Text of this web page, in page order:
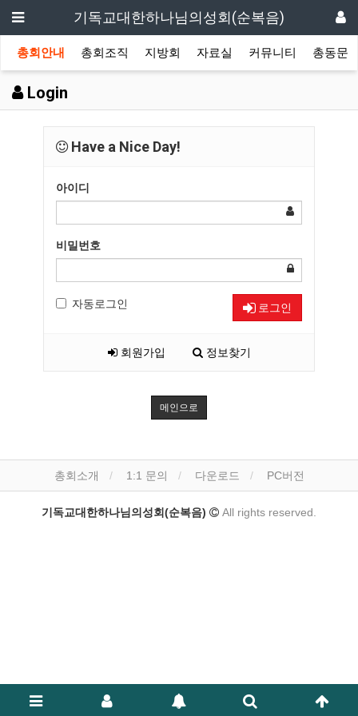
기독교대한하나님의성회(순복음)
총회안내 총회조직 지방회 자료실 커뮤니티 총동문
Login
Have a Nice Day!
아이디
비밀번호
자동로그인 로그인
회원가입 정보찾기
메인으로
총회소개 1:1 문의 다운로드 PC버전
기독교대한하나님의성회(순복음) All rights reserved.